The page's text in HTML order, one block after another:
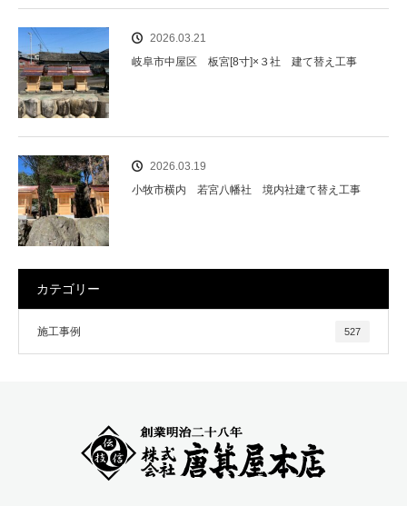
2026.03.21
岐阜市中屋区 板宮[8寸]×３社 建て替え工事
2026.03.19
小牧市横内 若宮八幡社 境内社建て替え工事
カテゴリー
施工事例 527